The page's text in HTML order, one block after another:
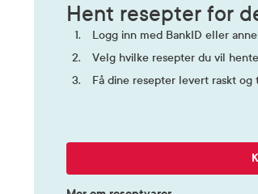
Hent resepter for
Logg inn med BankID eller
Velg hvilke resepter du vil
Få dine resepter levert raskt